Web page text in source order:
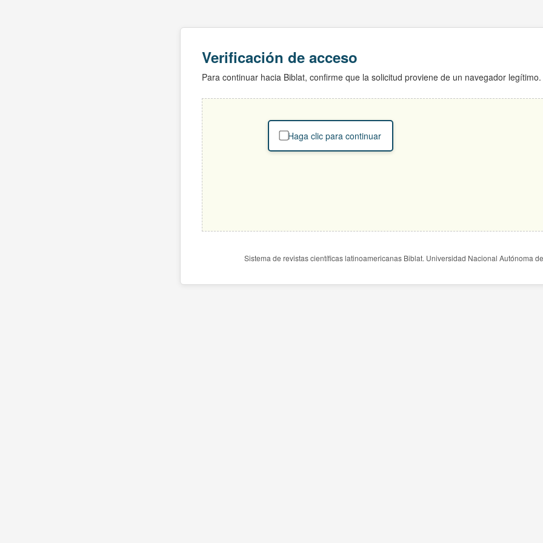
Verificación de acceso
Para continuar hacia Biblat, confirme que la solicitud proviene de un navegador legítimo.
Haga clic para continuar
Sistema de revistas científicas latinoamericanas Biblat. Universidad Nacional Autónoma